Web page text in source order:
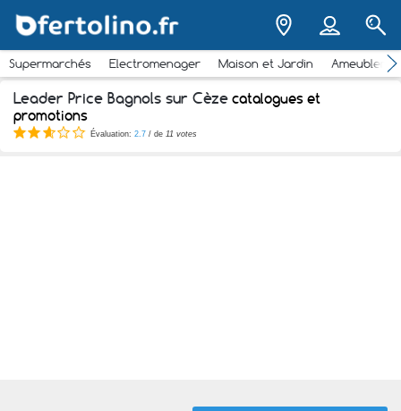
Supermarchés Electromenager Maison et Jardin
Leader Price Bagnols sur Cèze catalogues et
promotions
Évaluation: 2.7 / de 11 votes